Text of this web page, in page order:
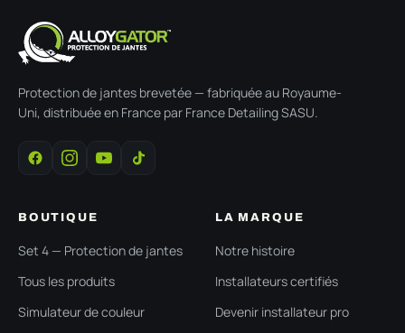
Protection de jantes brevetée — fabriquée au Royaume-
Uni, distribuée en France par France Detailing SASU.
BOUTIQUE
Set 4 — Protection de jantes
Tous les produits
Simulateur de couleur
LA MARQUE
Notre histoire
Installateurs certifiés
Devenir installateur pro